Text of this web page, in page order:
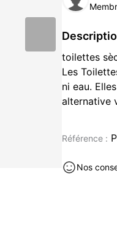
toilettes
Les
ni eau.
alternative
*
* Poids : 30
*
Référence :
Nos